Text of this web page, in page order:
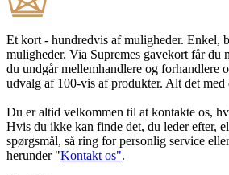
Et kort - hundredvis af muligheder. Enkel,
muligheder. Via Supremes gavekort får du
du undgår mellemhandlere og forhandlere
udvalg af 100-vis af produkter. Alt det med
Du er altid velkommen til at kontakte os,
Hvis du ikke kan finde det, du leder efter,
spørgsmål, så ring for personlig service
herunder "Kontakt os".